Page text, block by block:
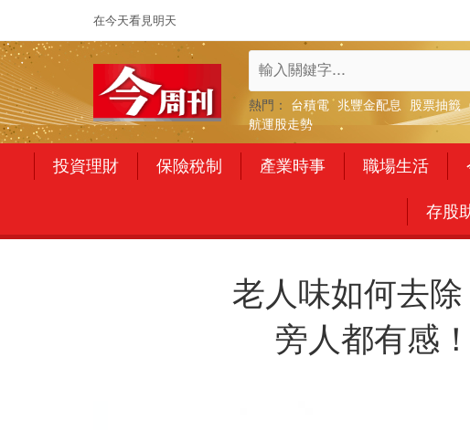
在今天看見明天
熱門： 台積電 兆豐金配息 股票抽籤
航運股走勢
投資理財 保險稅制 產業時事 職場生活
存股
老人味如何去
旁人都有感